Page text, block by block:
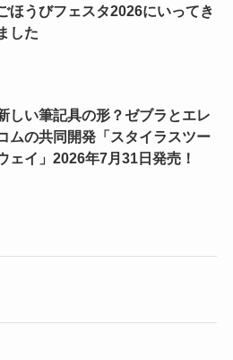
ほうびフェスタ2026にいってき
した
しい筆記具の形？ゼブラとエレ
ムの共同開発「スタイラスツー
ェイ」2026年7月31日発売！